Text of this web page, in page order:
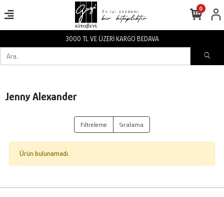
3000 TL VE ÜZERİ KARGO BEDAVA
0
Jenny Alexander
Filtreleme Sıralama
Ürün bulunamadı.